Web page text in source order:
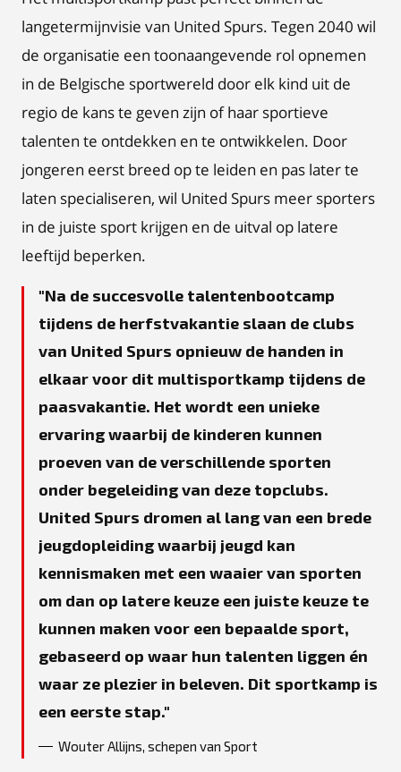
langetermijnvisie van United Spurs. Tegen 2040 wil
de organisatie een toonaangevende rol opnemen
in de Belgische sportwereld door elk kind uit de
regio de kans te geven zijn of haar sportieve
talenten te ontdekken en te ontwikkelen. Door
jongeren eerst breed op te leiden en pas later te
laten specialiseren, wil United Spurs meer sporters
in de juiste sport krijgen en de uitval op latere
leeftijd beperken.
Na de succesvolle talentenbootcamp
tijdens de herfstvakantie slaan de clubs
van United Spurs opnieuw de handen in
elkaar voor dit multisportkamp tijdens de
paasvakantie. Het wordt een unieke
ervaring waarbij de kinderen kunnen
proeven van de verschillende sporten
onder begeleiding van deze topclubs.
United Spurs dromen al lang van een brede
jeugdopleiding waarbij jeugd kan
kennismaken met een waaier van sporten
om dan op latere keuze een juiste keuze te
kunnen maken voor een bepaalde sport,
gebaseerd op waar hun talenten liggen én
waar ze plezier in beleven. Dit sportkamp is
een eerste stap.
Wouter Allijns, schepen van Sport